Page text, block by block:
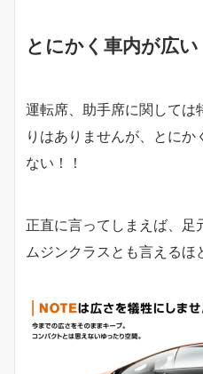
とにかく車内が広い
運転席、助手席に関しては
りはありませんが、とに
ない！！
正直に言ってしまえば、足
ムジンクラスとも言えるほ